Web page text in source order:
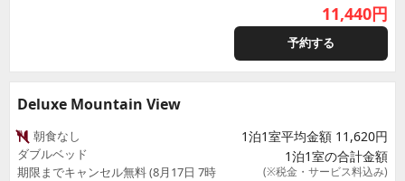
11,440円
予約する
Deluxe Mountain View
朝食なし
ダブルベッド
期限までキャンセル無料 (8月17日 7時
1泊1室平均金額 11,620円
1泊1室の合計金額
(※税金・サービス料込み)